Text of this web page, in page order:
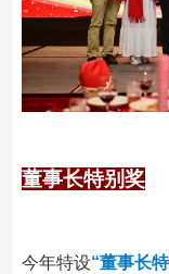
董事长特别奖
今年特设“董事长